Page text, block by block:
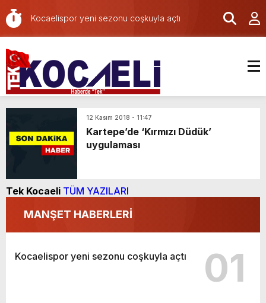
Kocaelispor yeni sezonu coşkuyla açtı Kocaeli’de
12 Kasım 2018 - 11:47
Kartepe’de ‘Kırmızı Düdük’
uygulaması
Tek Kocaeli TÜM YAZILARI
MANŞET HABERLERİ
Kocaelispor yeni sezonu coşkuyla açtı 01